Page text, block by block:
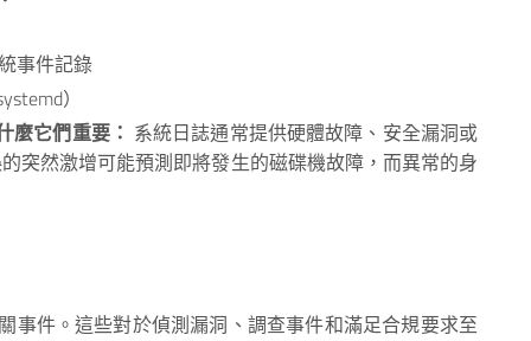
事件記錄
）
麼它們重要： 系統日誌通常提供硬體故障、安全漏洞或
突然激增可能預測即將發生的磁碟機故障，而異常的身
事件。這些對於偵測漏洞、調查事件和滿足合規要求至